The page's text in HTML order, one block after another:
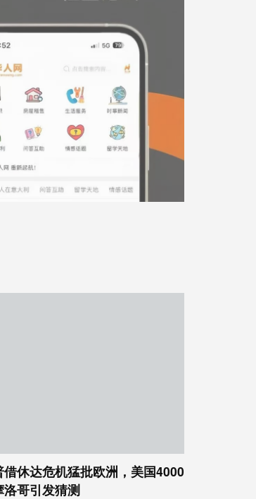
借休达危机猛批欧洲，美国4000
哥引发猜测